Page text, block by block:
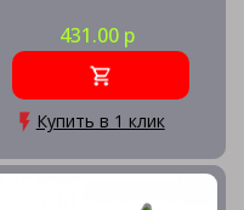
431.00 р
Купить в 1 клик